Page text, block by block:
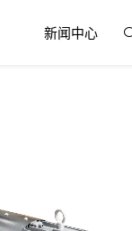
新闻中心